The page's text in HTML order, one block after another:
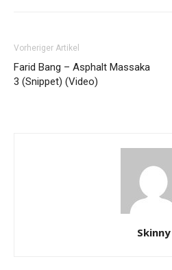
Vorheriger Artikel
Farid Bang – Asphalt Massaka
3 (Snippet) (Video)
Skinny